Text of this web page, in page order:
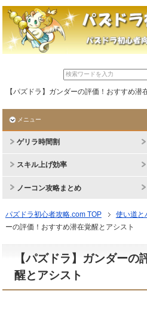
【パズドラ】ガンダーの評価！おすすめ潜
メニュー
ゲリラ時間割
スキル上げ効率
ノーコン攻略まとめ
パズドラ初心者攻略.com TOP 使い道と
ーの評価！おすすめ潜在覚醒とアシスト
【パズドラ】ガンダーの
醒とアシスト